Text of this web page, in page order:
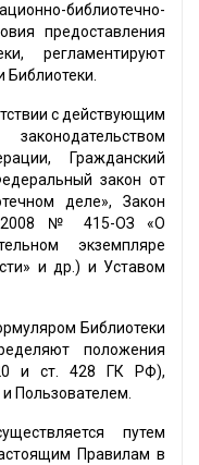
библиотечно-
предоставления
регламентируют
Библиотеки.
с действующим
Гражданский
закон от
деле», Закон
№ 415-ОЗ «О
экземпляре
и др.) и Уставом
Библиотеки
положения
и ст. 428 ГК РФ),
Пользователем.
путем
Правилам в